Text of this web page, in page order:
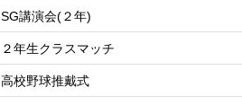
SG講演会(２年)
２年生クラスマッチ
高校野球推戴式